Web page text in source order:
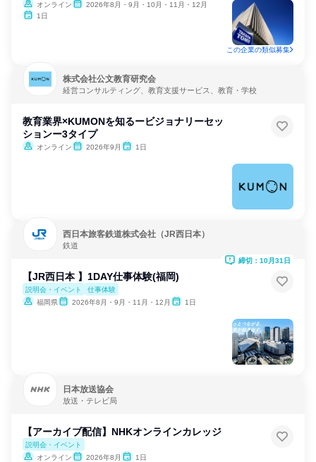
オンライン
2026年8月・9月・10月・11月・12月
1日
この企業の類似募集
株式会社公文教育研究会
経営コンサルティング、教育支援サービス、教育・学校
教育業界×KUMONを知るービジョナリーセッ
ションー3タイプ
オンライン 2026年9月 1日
西日本旅客鉄道株式会社（JR西日本）
鉄道
【JR西日本 】1DAY仕事体験(福岡)
説明会・イベント
仕事体験
福岡県
2026年8月・9月・11月・12月 1日
締切：10月31日
日本放送協会
放送・テレビ局
【アーカイブ配信】NHKオンラインカレッジ
説明会・イベント
オンライン
2026年8月 1日